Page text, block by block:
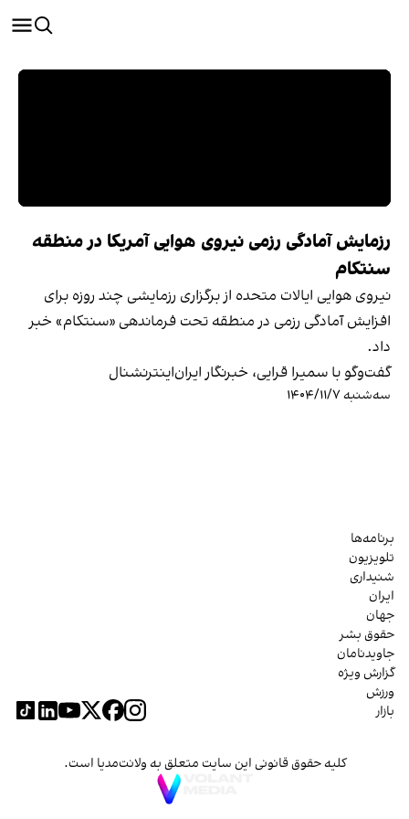
رزمایش آمادگی رزمی نیروی هوایی آمریکا در منطقه
سنتکام
نیروی هوایی ایالات متحده از برگزاری رزمایشی چند روزه برای
افزایش آمادگی رزمی در منطقه تحت فرماندهی «سنتکام» خبر
داد.
گفت‌وگو با سمیرا قرایی، خبرنگار ایران‌اینترنشنال
سه‌شنبه ۱۴۰۴/۱۱/۷
برنامه‌ها
تلویزیون
شنیداری
ایران
جهان
حقوق بشر
جاویدنامان
گزارش ویژه
ورزش
بازار
کلیه حقوق قانونی این سایت متعلق به ولانت‌مدیا است.